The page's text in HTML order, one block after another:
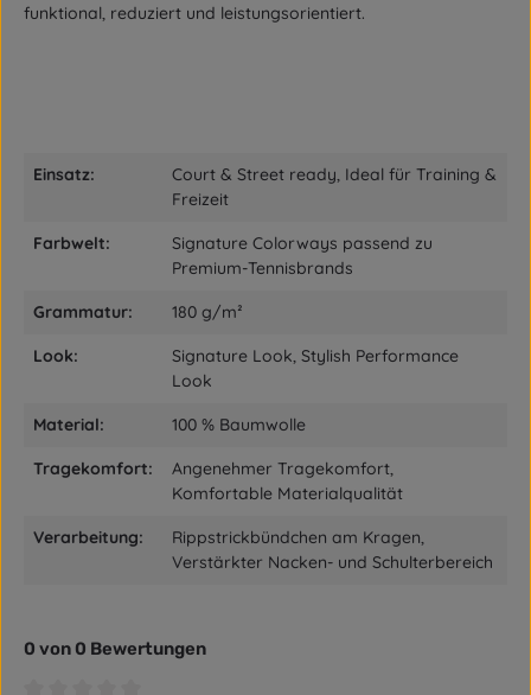
funktional, reduziert und leistungsorientiert.
Einsatz:
Court & Street ready, Ideal für Training &
Freizeit
Farbwelt:
Signature Colorways passend zu
Premium-Tennisbrands
Grammatur: 180 g/m²
Look:
Signature Look, Stylish Performance
Look
Material: 100 % Baumwolle
Tragekomfort:
Angenehmer Tragekomfort,
Komfortable Materialqualität
Verarbeitung:
Rippstrickbündchen am Kragen,
Verstärkter Nacken- und Schulterbereich
0 von 0 Bewertungen